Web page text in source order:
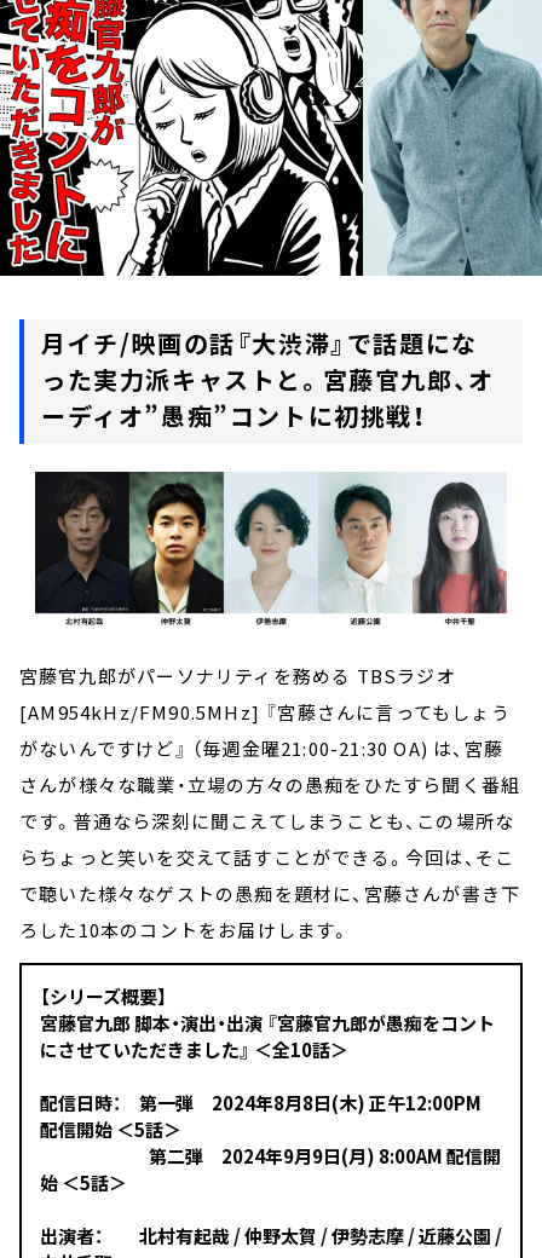
月イチ/映画の話『大渋滞』で話題にな
った実力派キャストと。宮藤官九郎、オ
ーディオ”愚痴”コントに初挑戦！
宮藤官九郎がパーソナリティを務める TBSラジオ
[AM954kHz/FM90.5MHz] 『宮藤さんに言ってもしょう
がないんですけど』 （毎週金曜21:00-21:30 OA) は、宮藤
さんが様々な職業・立場の方々の愚痴をひたすら聞く番組
です。普通なら深刻に聞こえてしまうことも、この場所な
らちょっと笑いを交えて話すことができる。今回は、そこ
で聴いた様々なゲストの愚痴を題材に、宮藤さんが書き下
ろした10本のコントをお届けします。
【シリーズ概要】
宮藤官九郎 脚本・演出・出演 『宮藤官九郎が愚痴をコント
にさせていただきました』 ＜全10話＞
配信日時： 第一弾 2024年8月8日(木) 正午12:00PM
配信開始 ＜5話＞
第二弾 2024年9月9日(月) 8:00AM 配信開
始 ＜5話＞
出演者： 北村有起哉 / 仲野太賀 / 伊勢志摩 / 近藤公園 /